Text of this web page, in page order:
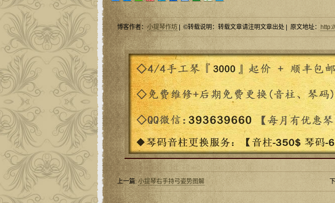
博客作者：小提琴作坊 | ©转载说明：转载文章请注明文章出处 | 原文地址：
上一篇:小提琴右手持弓姿势图解